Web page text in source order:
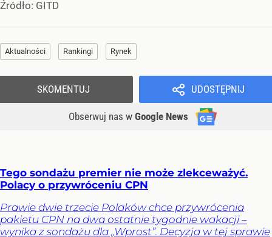
Źródło: GITD
Aktualności Rankingi Rynek
UDOSTĘPNIJ
Obserwuj nas w Google News
SKOMENTUJ
Tego sondażu premier nie może zlekceważyć.
Polacy o przywróceniu CPN
Prawie dwie trzecie Polaków chce przywrócenia
pakietu CPN na dwa ostatnie tygodnie wakacji –
wynika z sondażu dla „Wprost”. Decyzja w tej sprawie